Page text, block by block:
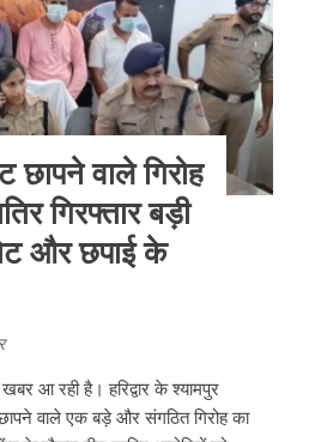
छापने वाले गिरोह
गिरफ्तार बड़ी
और छपाई के
आ रही है। हरिद्वार के श्यामपुर
वाले एक बड़े और संगठित गिरोह का